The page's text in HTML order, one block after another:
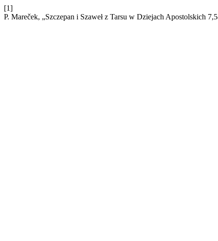
[1]
P. Mareček, „Szczepan i Szaweł z Tarsu w Dziejach Apostolskich